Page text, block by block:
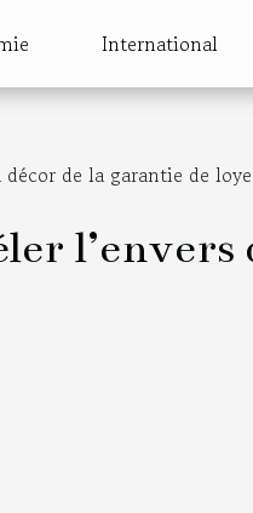
International
de la garantie de
l’envers